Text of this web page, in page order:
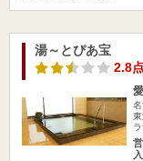
湯～とぴあ宝
2.8